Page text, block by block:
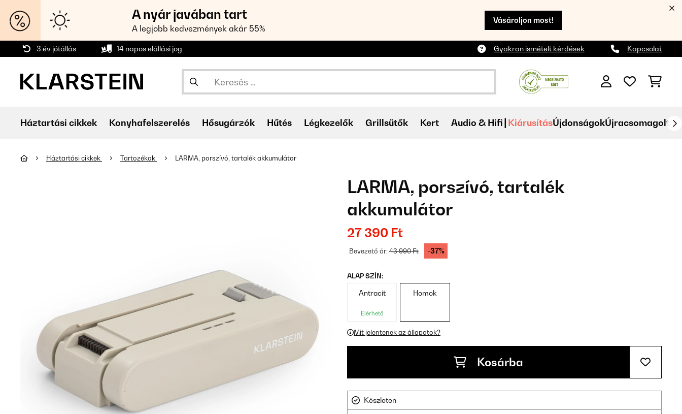
A nyár javában tart
A legjobb kedvezmények akár 55%
Vásároljon most!
3 év jótállás 14 napos elállási jog Gyakran ismételt kérdések Kapcsolat
Háztartási cikkek Konyhafelszerelés Hősugárzók Hűtés Légkezelők Grillsütők Kert Audio & Hifi KiárusításÚjdonságokÚjracsomagolt
Háztartási cikkek Tartozékok LARMA, porszívó, tartalék akkumulátor
LARMA, porszívó, tartalék
akkumulátor
27 390 Ft
Bevezető ár:43 990 Ft -37%
ALAP SZÍN:
Antracit
Elérhető
Homok
Mit jelentenek az állapotok?
Kosárba
Készleten